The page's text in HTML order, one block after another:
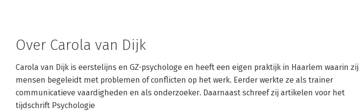
Over Carola van Dijk
Carola van Dijk is eerstelijns en GZ-psychologe en heeft een eigen praktijk in Haarlem waarin zij
mensen begeleidt met problemen of conflicten op het werk. Eerder werkte ze als trainer
communicatieve vaardigheden en als onderzoeker. Daarnaast schreef zij artikelen voor het
tijdschrift Psychologie